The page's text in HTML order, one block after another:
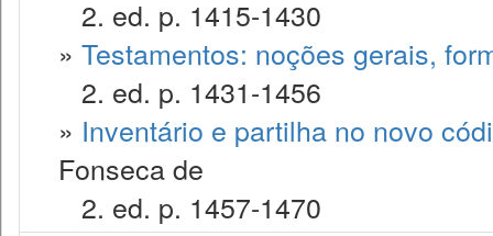
2. ed. p. 1415-1430
» Testamentos: noções gerais,
2. ed. p. 1431-1456
» Inventário e partilha no novo
Fonseca de
2. ed. p. 1457-1470